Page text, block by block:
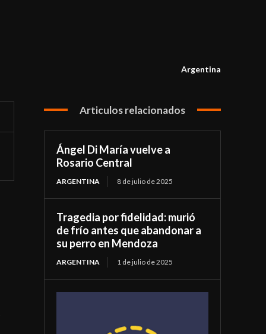
Argentina
Articulos relacionados
Ángel Di María vuelve a
Rosario Central
ARGENTINA 8 de julio de 2025
Tragedia por fidelidad: murió
de frío antes que abandonar a
su perro en Mendoza
ARGENTINA 1 de julio de 2025